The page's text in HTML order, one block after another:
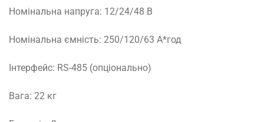
Номінальна напруга: 12/24/48 В
Номінальна ємність: 250/120/63 А*год
Інтерфейс: RS-485 (опціонально)
Вага: 22 кг